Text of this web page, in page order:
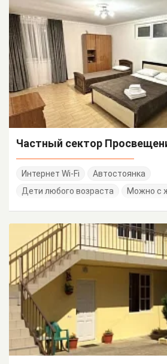
Частный сектор
Интернет Wi-Fi
Автостоянка
Дети любого возраста
Можно с